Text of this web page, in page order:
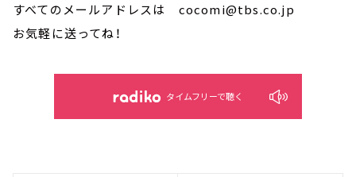
すべてのメールアドレスは cocomi@tbs.co.jp
お気軽に送ってね！
タイムフリーで聴く